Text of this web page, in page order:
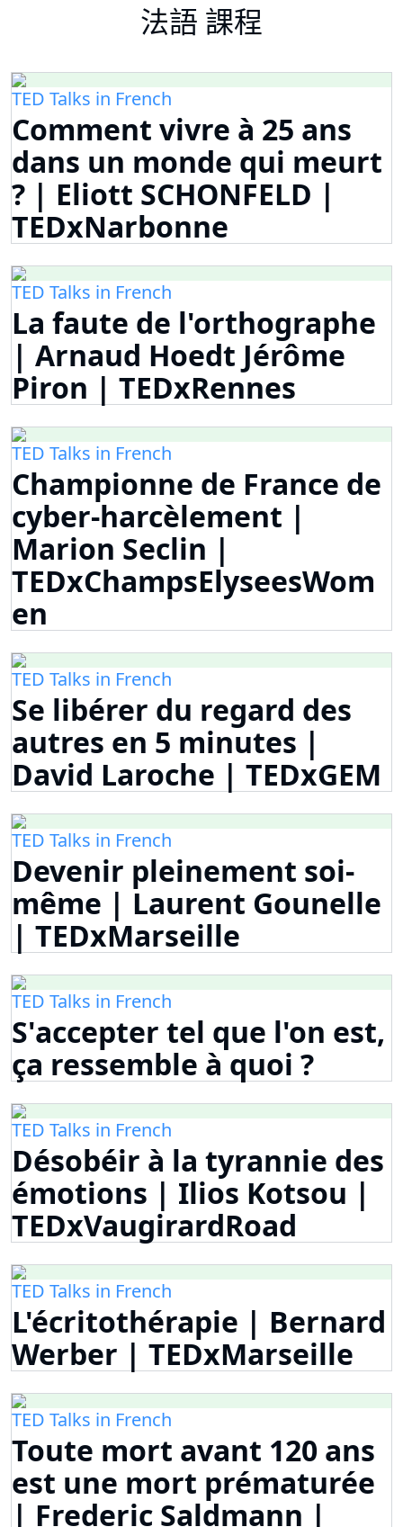
法語 課程
TED Talks in French
Comment vivre à 25 ans
dans un monde qui meurt
? | Eliott SCHONFELD |
TEDxNarbonne
TED Talks in French
La faute de l'orthographe
| Arnaud Hoedt Jérôme
Piron | TEDxRennes
TED Talks in French
Championne de France de
cyber-harcèlement |
Marion Seclin |
TEDxChampsElyseesWom
en
TED Talks in French
Se libérer du regard des
autres en 5 minutes |
David Laroche | TEDxGEM
TED Talks in French
Devenir pleinement soi-
même | Laurent Gounelle
| TEDxMarseille
TED Talks in French
S'accepter tel que l'on est,
ça ressemble à quoi ?
TED Talks in French
Désobéir à la tyrannie des
émotions | Ilios Kotsou |
TEDxVaugirardRoad
TED Talks in French
L'écritothérapie | Bernard
Werber | TEDxMarseille
TED Talks in French
Toute mort avant 120 ans
est une mort prématurée
| Frederic Saldmann |